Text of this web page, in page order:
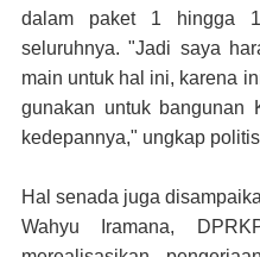
dalam paket 1 hingga
seluruhnya. "Jadi saya
main untuk hal ini, karena
gunakan untuk bangunan
kedepannya," ungkap
Hal senada juga
Wahyu Iramana,